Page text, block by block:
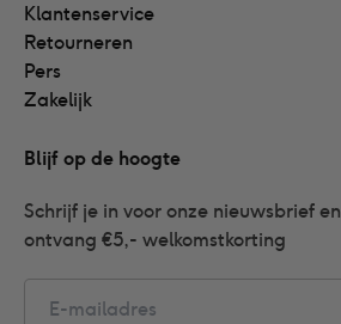
Klantenservice
Retourneren
Pers
Zakelijk
Blijf op de hoogte
Schrijf je in voor onze nieuwsbrief en
ontvang €5,- welkomstkorting